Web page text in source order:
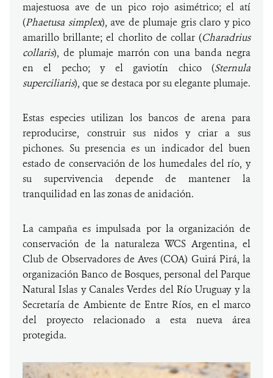
majestuosa ave de un pico rojo asimétrico; el atí
(Phaetusa simplex), ave de plumaje gris claro y pico
amarillo brillante; el chorlito de collar (Charadrius
collaris), de plumaje marrón con una banda negra
en el pecho; y el gaviotín chico (Sternula
superciliaris), que se destaca por su elegante plumaje.
Estas especies utilizan los bancos de arena para
reproducirse, construir sus nidos y criar a sus
pichones. Su presencia es un indicador del buen
estado de conservación de los humedales del río, y
su supervivencia depende de mantener la
tranquilidad en las zonas de anidación.
La campaña es impulsada por la organización de
conservación de la naturaleza WCS Argentina, el
Club de Observadores de Aves (COA) Guirá Pirá, la
organización Banco de Bosques, personal del Parque
Natural Islas y Canales Verdes del Río Uruguay y la
Secretaría de Ambiente de Entre Ríos, en el marco
del proyecto relacionado a esta nueva área
protegida.